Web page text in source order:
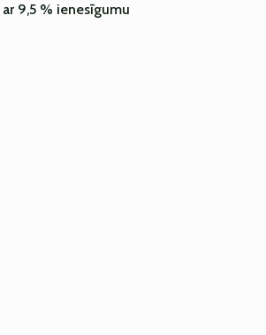
9,5 % ienesīgumu